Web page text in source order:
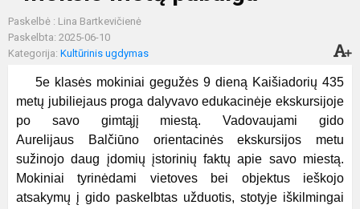
Paskelbė : Lina Bartkevičienė
Paskelbta: 2025-06-10
Kategorija: Kultūrinis ugdymas
5e klasės mokiniai gegužės 9 dieną Kaišiadorių 435
metų jubiliejaus proga dalyvavo edukacinėje ekskursijoje
po savo gimtąjį miestą. Vadovaujami gido
Aurelijaus Balčiūno orientacinės ekskursijos metu
sužinojo daug įdomių įstorinių faktų apie savo miestą.
Mokiniai tyrinėdami vietoves bei objektus ieškojo
atsakymų į gido paskelbtas užduotis, stotyje iškilmingai